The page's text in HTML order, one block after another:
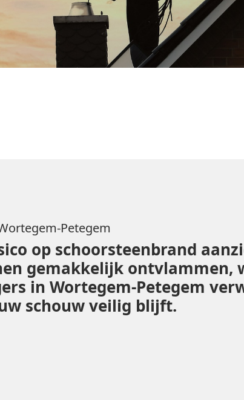
Petegem
op schoorsteenbrand
gemakkelijk ontvlammen,
in Wortegem-Petegem
schouw veilig blijft.